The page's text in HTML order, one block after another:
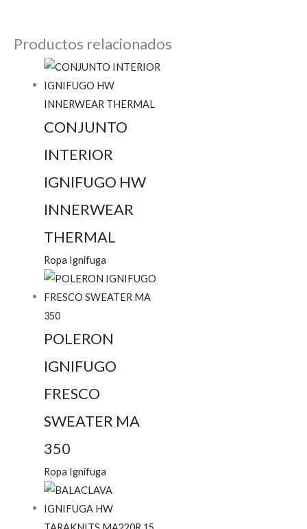
Productos relacionados
CONJUNTO
INTERIOR
IGNIFUGO HW
INNERWEAR
THERMAL
Ropa Ignifuga
POLERON
IGNIFUGO
FRESCO
SWEATER MA
350
Ropa Ignifuga